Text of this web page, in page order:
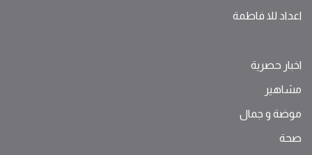
اعداد للا فاطمة
اخبار حصرية
مشاهير
موضة ‫و‬ ‫‬‫جمال‬
صحة